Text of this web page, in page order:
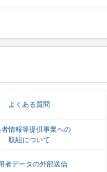
よくある質問
者情報等提供事業への
取組について
者データの外部送信